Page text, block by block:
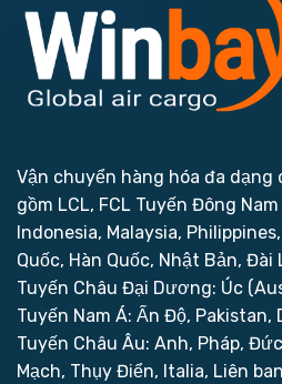
Vận chuyển hàng hóa đa dạng
gồm LCL, FCL Tuyến Đông
Indonesia, Malaysia, Philippines,
Quốc, Hàn Quốc, Nhật Bản, Đài
Tuyến Châu Đại Dương: Úc
Tuyến Nam Á: Ấn Độ, Pakistan,
Tuyến Châu Âu: Anh, Pháp,
Mạch, Thụy Điển, Italia, Liên